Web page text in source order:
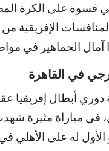
قسوة على الكرة
الإفريقية من
آمال الجماهير في
في القاهرة
دوري أبطال إفريقيا
في مباراة مثيرة
الأول له على الأهلي